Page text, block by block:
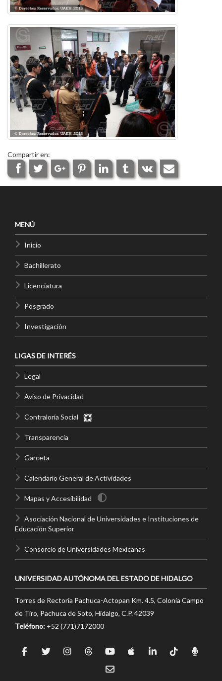
Compartir en:
MENÚ
Inicio
Bachillerato
Licenciatura
Posgrado
Investigación
LIGAS DE INTERÉS
Legal
Aviso de Privacidad
Contraloría Social
Transparencia
Garceta
Calendario General de Actividades
Mapas y Accesibilidad
Asociación Nacional de Universidades e Instituciones de
Educación Superior
Consorcio de Universidades Mexicanas
UNIVERSIDAD AUTÓNOMA DEL ESTADO DE HIDALGO
Torres de Rectoría Pachuca-Actopan Km. 4.5, Colonia Campo
de Tiro, Pachuca de Soto, Hidalgo, C.P. 42039
Teléfono: +52 (771)7172000